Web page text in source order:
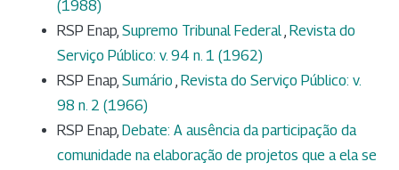
(1988)
RSP Enap, Supremo Tribunal Federal Revista do
Serviço Público: v. 94 n. 1 (1962)
RSP Enap, Sumário Revista do Serviço Público: v.
98 n. 2 (1966)
RSP Enap, Debate: A ausência da participação da
comunidade na elaboração de projetos que a ela se